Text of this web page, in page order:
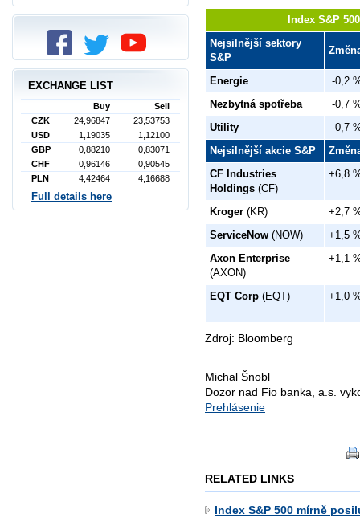
Index S&P
Nejsilnější sektory
S&P
Energie
-0,2
Nezbytná spotřeba
-0,7
Utility
-0,7
Nejsilnější akcie S&P
CF Industries
Holdings (CF)
+6,8
Kroger (KR)
+2,7
ServiceNow (NOW)
+1,5
Axon Enterprise
(AXON)
+1,1
EQT Corp (EQT) +1,0
Zdroj: Bloomberg
Michal Šnobl
Dozor nad Fio banka, a.s.
Prehlásenie
RELATED LINKS
Index S&P 500 mírně
EXCHANGE LIST
Buy
Sell
CZK
24,96847
23,53753
USD
1,19035
1,12100
GBP
0,88210
0,83071
CHF
0,96146
0,90545
PLN
4,42464 4,16688
Full details here